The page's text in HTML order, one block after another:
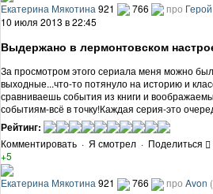
Екатерина Мякотина 921 766 про
10 июля 2013 в 22:45
Выдержано в лермонтовском
За просмотром этого сериала меня можно
выходные...что-то потянуло на историю и
сравниваешь события из книги и
событиям-всё в точку!Каждая серия-это
Рейтинг:
Комментировать · Я смотрел · Поделиться
+5
Екатерина Мякотина 921 766 про Avon